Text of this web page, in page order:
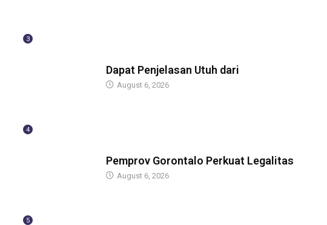
3
Dapat Penjelasan Utuh dari
August 6, 2026
4
Pemprov Gorontalo Perkuat Legalitas
August 6, 2026
5